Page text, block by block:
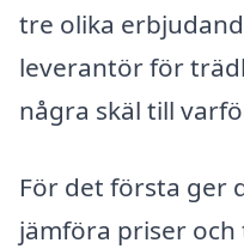
tre olika
leverantör för
några skäl till
För det första ger
jämföra priser